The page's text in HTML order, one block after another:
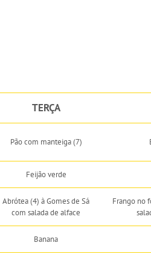
TERÇA
Pão com manteiga (7)
Feijão verde
Abrótea (4) à Gomes de Sá
com salada de alface
Frango no
Banana